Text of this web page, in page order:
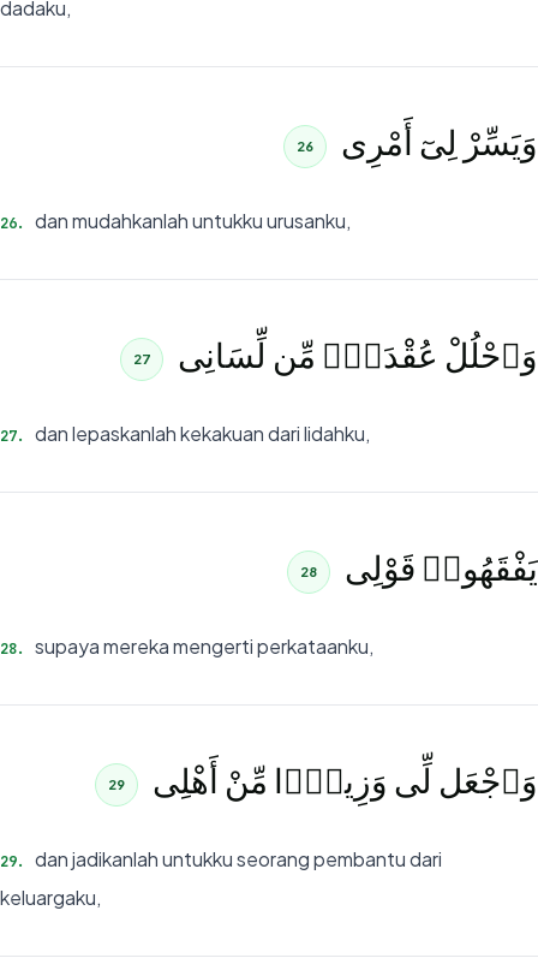
dadaku,
وَيَسِّرْ لِىٓ أَمْرِى 26
26. dan mudahkanlah untukku urusanku,
وَٱحْلُلْ عُقْدَةًۭ مِّن لِّسَانِى 27
27. dan lepaskanlah kekakuan dari lidahku,
يَفْقَهُوا۟ قَوْلِى 28
28. supaya mereka mengerti perkataanku,
وَٱجْعَل لِّى وَزِيرًۭا مِّنْ أَهْلِى 29
29.
dan jadikanlah untukku seorang pembantu dari
keluargaku,